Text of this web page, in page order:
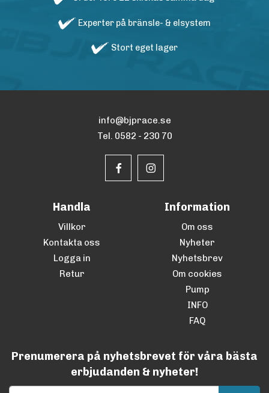
Experter på bränsle- & elsystem
Stort eget lager
info@bjprace.se
Tel. 0582 - 230 70
Handla
Villkor
Kontakta oss
Logga in
Retur
Information
Om oss
Nyheter
Nyhetsbrev
Om cookies
Pump
INFO
FAQ
Prenumerera på nyhetsbrevet för våra bästa
erbjudanden & nyheter!